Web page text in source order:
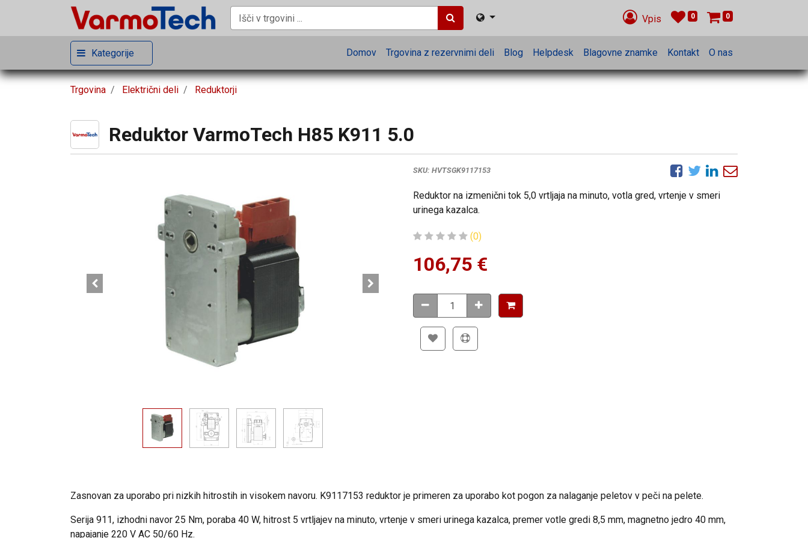
Vpis 0 0
Kategorije Domov Trgovina z rezervnimi deli Blog Helpdesk Blagovne znamke Kontakt O nas
Trgovina Električni deli Reduktorji
Reduktor VarmoTech H85 K911 5.0
SKU: HVTSGK9117153
Reduktor na izmenični tok 5,0 vrtljaja na minuto, votla gred, vrtenje v smeri
urinega kazalca.
(0)
106,75 €
Zasnovan za uporabo pri nizkih hitrostih in visokem navoru. K9117153 reduktor je primeren za uporabo kot pogon za nalaganje peletov v peči na pelete.
Serija 911, izhodni navor 25 Nm, poraba 40 W, hitrost 5 vrtljajev na minuto, vrtenje v smeri urinega kazalca, premer votle gredi 8,5 mm, magnetno jedro 40 mm,
napajanje 220 V AC 50/60 Hz.